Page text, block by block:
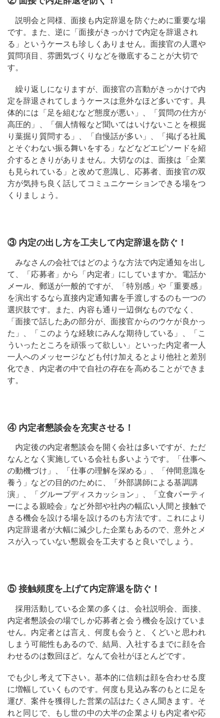
説明会と同様、面接も内定辞退を防ぐために重要な場
です。また、逆に「面接がきっかけで内定を辞退され
る」というケースも珍しくありません。面接官の人選や
質問項目、雰囲気づくりなどを徹底することが大切で
す。
繰り返しになりますが、面接官の言動がきっかけで内
定を辞退されてしまうケースは意外なほど多いです。具
体的には「足を組むなど態度が悪い」、「質問の仕方が
高圧的」、「個人情報など聞いてはいけないことを根掘
り葉掘り質問する」、「自慢話が多い」、「掲げる社風
とそぐわない振る舞いをする」などなどエピソードを紹
介するときりがありません。大切なのは、面接は「企業
も見られている」と改めて意識し、応募者、面接官の双
方が気持ち良く話してコミュニケーションできる場をつ
くりましょう。
③ 内定の出し方を工夫して内定辞退を防ぐ！
みなさんの会社ではどのような方法で内定通知を出し
て、「応募者」から「内定者」にしていますか。電話か
メール、郵送が一般的ですが、「特別感」や「重要感」
を演出するなら直接内定通知書を手渡しするのも一つの
選択肢です。また、内容も通り一辺倒なものでなく、
「面接で話したあの部分が、面接官からのウケが良かっ
た」、「このような経験にみんな期待している」、「こ
ういったところを頑張って欲しい」といった内定者一人
一人へのメッセージなども付け加えるとより他社と差別
化でき、内定者の中で自社の存在を高めることができま
す。
④ 内定者懇談会を充実させる！
内定後の内定者懇談会を開く会社は多いですが、ただ
なんとなく実施している会社も多いようです。「仕事へ
の動機づけ」、「仕事の理解を深める」、「仲間意識を
養う」などの目的のために、「外部講師による基調講
演」、「グループディスカッション」、「立食パーティ
ーによる親睦会」など外部や社内の幅広い人間と接触で
きる機会を設ける場を設けるのも方法です。これにより
内定辞退者が大幅に減少した企業もあるので、意外とメ
スが入っていない懇親会を工夫すると良いでしょう。
⑤ 接触頻度を上げて内定辞退を防ぐ！
採用活動している企業の多くは、会社説明会、面接、
内定者懇談会の場でしか応募者と会う機会を設けていま
せん。内定者とは言え、何度も会うと、くどいと思われ
しまう可能性もあるので、結局、入社するまでに顔を合
わせるのは数回ほど。なんて会社がほとんどです。
でも少し考えて下さい。基本的に信頼は顔を合わせる度
に増幅していくものです。何度も見込み客のもとに足を
運び、案件を獲得した営業の話はたくさん聞きます。そ
れと同じで、もし世の中の大半の企業よりも内定者や応